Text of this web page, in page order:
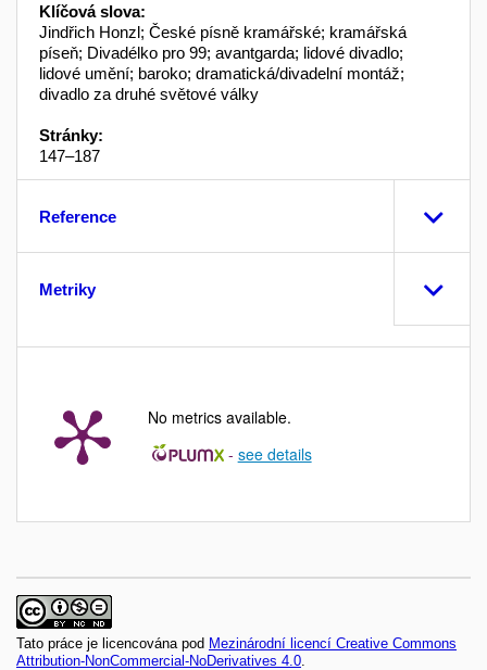
Klíčová slova:
Jindřich Honzl; České písně kramářské; kramářská
píseň; Divadélko pro 99; avantgarda; lidové divadlo;
lidové umění; baroko; dramatická/divadelní montáž;
divadlo za druhé světové války
Stránky:
147–187
Reference
Metriky
No metrics available.
- see details
Tato práce je licencována pod Mezinárodní licencí Creative Commons
Attribution-NonCommercial-NoDerivatives 4.0